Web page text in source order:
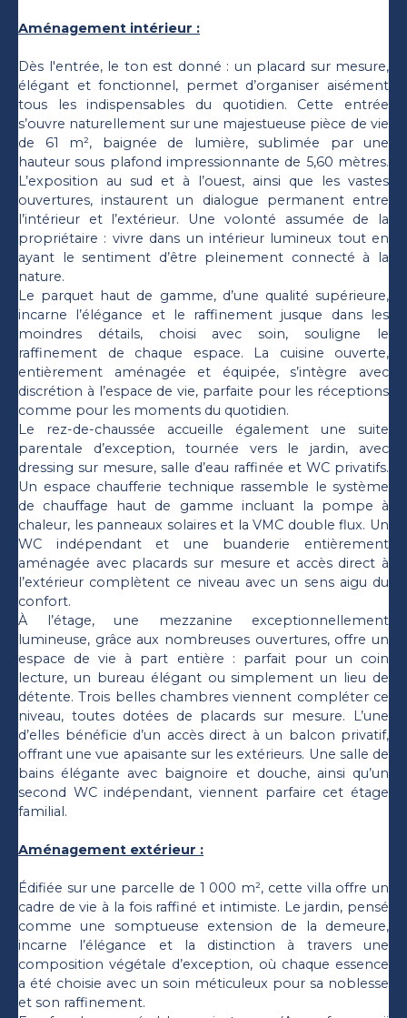
Aménagement intérieur :
Dès l'entrée, le ton est donné : un placard sur mesure,
élégant et fonctionnel, permet d’organiser aisément
tous les indispensables du quotidien. Cette entrée
s’ouvre naturellement sur une majestueuse pièce de vie
de 61 m², baignée de lumière, sublimée par une
hauteur sous plafond impressionnante de 5,60 mètres.
L’exposition au sud et à l’ouest, ainsi que les vastes
ouvertures, instaurent un dialogue permanent entre
l’intérieur et l’extérieur. Une volonté assumée de la
propriétaire : vivre dans un intérieur lumineux tout en
ayant le sentiment d’être pleinement connecté à la
nature.
Le parquet haut de gamme, d’une qualité supérieure,
incarne l’élégance et le raffinement jusque dans les
moindres détails, choisi avec soin, souligne le
raffinement de chaque espace. La cuisine ouverte,
entièrement aménagée et équipée, s’intègre avec
discrétion à l’espace de vie, parfaite pour les réceptions
comme pour les moments du quotidien.
Le rez-de-chaussée accueille également une suite
parentale d’exception, tournée vers le jardin, avec
dressing sur mesure, salle d’eau raffinée et WC privatifs.
Un espace chaufferie technique rassemble le système
de chauffage haut de gamme incluant la pompe à
chaleur, les panneaux solaires et la VMC double flux. Un
WC indépendant et une buanderie entièrement
aménagée avec placards sur mesure et accès direct à
l’extérieur complètent ce niveau avec un sens aigu du
confort.
À l’étage, une mezzanine exceptionnellement
lumineuse, grâce aux nombreuses ouvertures, offre un
espace de vie à part entière : parfait pour un coin
lecture, un bureau élégant ou simplement un lieu de
détente. Trois belles chambres viennent compléter ce
niveau, toutes dotées de placards sur mesure. L’une
d’elles bénéficie d’un accès direct à un balcon privatif,
offrant une vue apaisante sur les extérieurs. Une salle de
bains élégante avec baignoire et douche, ainsi qu’un
second WC indépendant, viennent parfaire cet étage
familial.
Aménagement extérieur :
Édifiée sur une parcelle de 1 000 m², cette villa offre un
cadre de vie à la fois raffiné et intimiste. Le jardin, pensé
comme une somptueuse extension de la demeure,
incarne l’élégance et la distinction à travers une
composition végétale d’exception, où chaque essence
a été choisie avec un soin méticuleux pour sa noblesse
et son raffinement.